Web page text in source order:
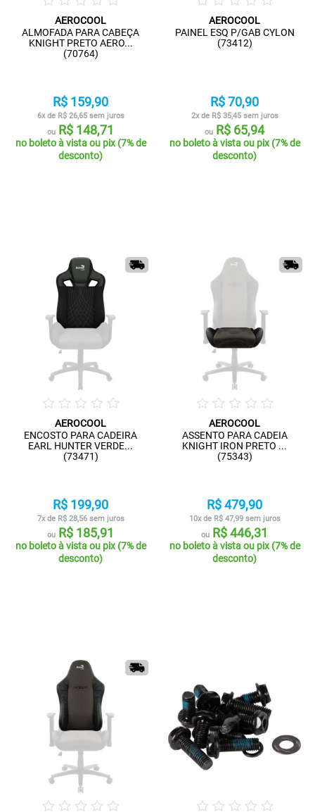
AEROCOOL
ALMOFADA PARA CABEÇA
KNIGHT PRETO AERO...
(70764)
R$ 159,90
6x de R$ 26,65 sem juros
ou R$ 148,71
no boleto à vista ou pix (7% de
desconto)
AEROCOOL
PAINEL ESQ P/GAB CYLON
(73412)
R$ 70,90
2x de R$ 35,45 sem juros
ou R$ 65,94
no boleto à vista ou pix (7% de
desconto)
AEROCOOL
ENCOSTO PARA CADEIRA
EARL HUNTER VERDE...
(73471)
R$ 199,90
7x de R$ 28,56 sem juros
ou R$ 185,91
no boleto à vista ou pix (7% de
desconto)
AEROCOOL
ASSENTO PARA CADEIA
KNIGHT IRON PRETO ...
(75343)
R$ 479,90
10x de R$ 47,99 sem juros
ou R$ 446,31
no boleto à vista ou pix (7% de
desconto)